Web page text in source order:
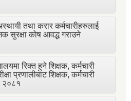
तथा करार कर्मचारीहरुलाई
सुरक्षा कोष आवद्ध गराउने
रिक्त हुने शिक्षक, कर्मचारी
प्रणालीबाट शिक्षक, कर्मचारी
२०८१